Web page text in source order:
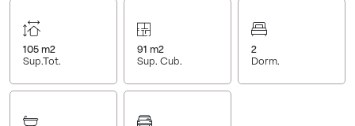
105 m2
Sup.Tot.
91 m2
Sup. Cub.
2
Dorm.